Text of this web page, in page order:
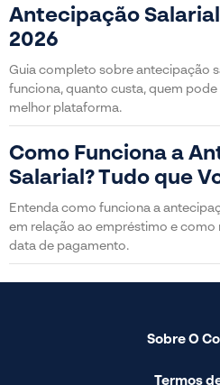
Antecipação
2026
Guia completo sobre antecipação
funciona, quanto custa, quem
melhor plataforma.
Como Funciona a
Salarial? Tudo que
Entenda como funciona a
em relação ao empréstimo e como
data de pagamento.
Sobre O
Termos